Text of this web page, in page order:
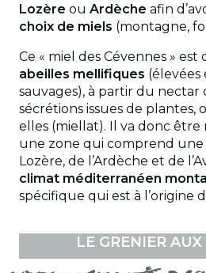
Lozère ou Ardèche afin
choix de miels (montagne,
Ce « miel des Cévennes »
abeilles mellifiques (élevées
sauvages), à partir du nectar
sécrétions issues de plantes,
elles (miellat). Il va donc
une zone qui comprend une
Lozère, de l’Ardèche et de
climat méditerranéen
spécifique qui est à l’origine
LE GRENIER